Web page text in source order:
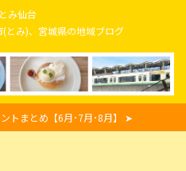
み仙台
とみ)、宮城県の地域ブログ
トまとめ【6月･7月･8月】 ➤